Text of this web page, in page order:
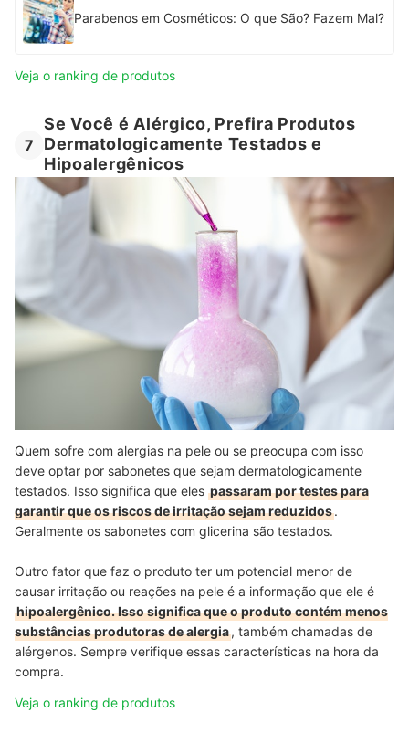
Parabenos em Cosméticos: O que São? Fazem Mal?
Veja o ranking de produtos
7
Se Você é Alérgico, Prefira Produtos
Dermatologicamente Testados e
Hipoalergênicos
Quem sofre com alergias na pele ou se preocupa com isso
deve optar por sabonetes que sejam dermatologicamente
testados. Isso significa que eles passaram por testes para
garantir que os riscos de irritação sejam reduzidos.
Geralmente os sabonetes com glicerina são testados.
Outro fator que faz o produto ter um potencial menor de
causar irritação ou reações na pele é a informação que ele é
hipoalergênico. Isso significa que o produto contém menos
substâncias produtoras de alergia, também chamadas de
alérgenos. Sempre verifique essas características na hora da
compra.
Veja o ranking de produtos